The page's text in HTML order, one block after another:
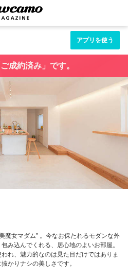
アプリを使う
成約済み」です。
魔女マダム” 。今なお保たれるモダンな外
み込んでくれる、居心地のよいお部屋。
れ、魅力的なのは見た目だけではありま
かりナシの美しさです。